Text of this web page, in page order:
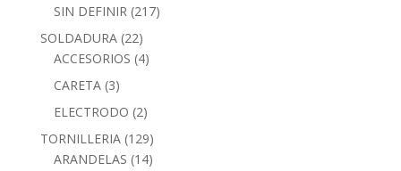
SIN DEFINIR (217)
SOLDADURA (22)
ACCESORIOS (4)
CARETA (3)
ELECTRODO (2)
TORNILLERIA (129)
ARANDELAS (14)